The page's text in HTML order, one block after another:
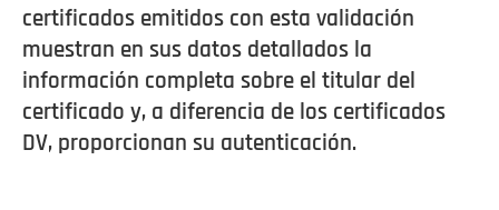
certificados emitidos con esta validación
muestran en sus datos detallados la
información completa sobre el titular del
certificado y, a diferencia de los certificados
DV, proporcionan su autenticación.